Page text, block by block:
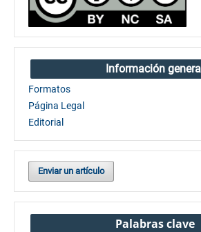
Información
Formatos
Página Legal
Editorial
Enviar un artículo
Palabras clave